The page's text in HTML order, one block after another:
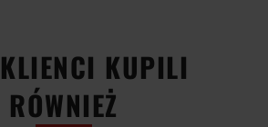
KUPILI
RÓWNIEŻ